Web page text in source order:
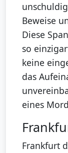
Beweise
Diese
so
keine
das
eines
Frankfurt